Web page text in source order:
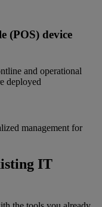
(POS) device
and operational
deployed
management for
IT